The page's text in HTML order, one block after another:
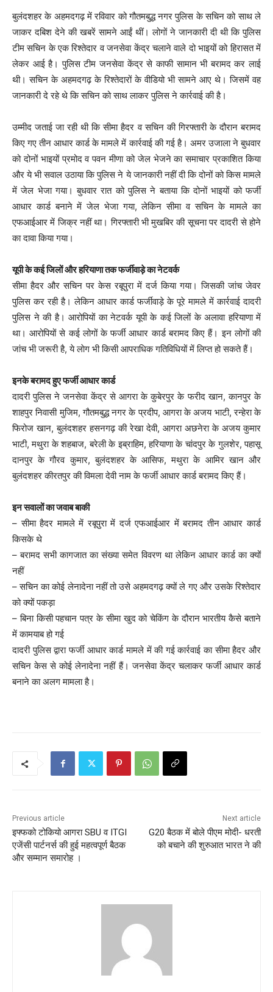
बुलंदशहर के अहमदगढ़ में रविवार को गौतमबुद्ध नगर पुलिस के सचिन को साथ ले
जाकर दबिश देने की खबरें सामने आईं थीं। लोगों ने जानकारी दी थी कि पुलिस
टीम सचिन के एक रिश्तेदार व जनसेवा केंद्र चलाने वाले दो भाइयों को हिरासत में
लेकर आई है। पुलिस टीम जनसेवा केंद्र से काफी सामान भी बरामद कर लाई
थी। सचिन के अहमदगढ़ के रिश्तेदारों के वीडियो भी सामने आए थे। जिसमें वह
जानकारी दे रहे थे कि सचिन को साथ लाकर पुलिस ने कार्रवाई की है।
उम्मीद जताई जा रही थी कि सीमा हैदर व सचिन की गिरफ्तारी के दौरान बरामद
किए गए तीन आधार कार्ड के मामले में कार्रवाई की गई है। अमर उजाला ने बुधवार
को दोनों भाइयों प्रमोद व पवन मीणा को जेल भेजने का समाचार प्रकाशित किया
और ये भी सवाल उठाया कि पुलिस ने ये जानकारी नहीं दी कि दोनों को किस मामले
में जेल भेजा गया। बुधवार रात को पुलिस ने बताया कि दोनों भाइयों को फर्जी
आधार कार्ड बनाने में जेल भेजा गया, लेकिन सीमा व सचिन के मामले का
एफआईआर में जिक्र नहीं था। गिरफ्तारी भी मुखबिर की सूचना पर दादरी से होने
का दावा किया गया।
यूपी के कई जिलों और हरियाणा तक फर्जीवाड़े का नेटवर्क
सीमा हैदर और सचिन पर केस रबूपुरा में दर्ज किया गया। जिसकी जांच जेवर
पुलिस कर रही है। लेकिन आधार कार्ड फर्जीवाड़े के पूरे मामले में कार्रवाई दादरी
पुलिस ने की है। आरोपियों का नेटवर्क यूपी के कई जिलों के अलावा हरियाणा में
था। आरोपियों से कई लोगों के फर्जी आधार कार्ड बरामद किए हैं। इन लोगों की
जांच भी जरूरी है, ये लाेग भी किसी आपराधिक गतिविधियों में लिप्त हो सकते हैं।
इनके बरामद हुए फर्जी आधार कार्ड
दादरी पुलिस ने जनसेवा केंद्र से आगरा के कुबेरपुर के फरीद खान, कानपुर के
शाहपुर निवासी मुजिम, गौतमबुद्ध नगर के प्रदीप, आगरा के अजय भाटी, रन्हेरा के
फिरोज खान, बुलंदशहर हसनगढ़ की रेखा देवी, आगरा अछनेरा के अजय कुमार
भाटी, मथुरा के शहबाज, बरेली के इब्राहिम, हरियाणा के चांदपुर के गुलशेर, पहासू
दानपुर के गौरव कुमार, बुलंदशहर के आसिफ, मथुरा के आमिर खान और
बुलंदशहर कीरतपुर की विमला देवी नाम के फर्जी आधार कार्ड बरामद किए हैं।
इन सवालों का जवाब बाकी
– सीमा हैदर मामले में रबूपुरा में दर्ज एफआईआर में बरामद तीन आधार कार्ड
किसके थे
– बरामद सभी कागजात का संख्या समेत विवरण था लेकिन आधार कार्ड का क्यों
नहीं
– सचिन का कोई लेनादेना नहीं तो उसे अहमदगढ़ क्यों ले गए और उसके रिश्तेदार
को क्यों पकड़ा
– बिना किसी पहचान पत्र के सीमा खुद को चेकिंग के दौरान भारतीय कैसे बताने
में कामयाब हो गई
दादरी पुलिस द्वारा फर्जी आधार कार्ड मामले में की गई कार्रवाई का सीमा हैदर और
सचिन केस से कोई लेनादेना नहीं हैं। जनसेवा केंद्र चलाकर फर्जी आधार कार्ड
बनाने का अलग मामला है।
a
v
Previous article
इफ्फको टोकियो आगरा SBU व ITGI
एजेंसी पार्टनर्स की हुई महत्वपूर्ण बैठक
और सम्मान समारोह ।
Next article
G20 बैठक में बोले पीएम मोदी- धरती
को बचाने की शुरुआत भारत ने की